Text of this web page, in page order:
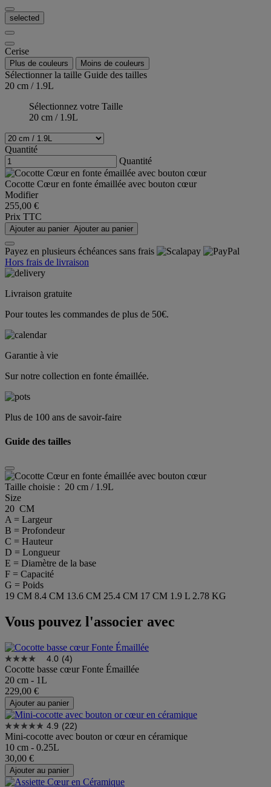
selected
Cerise
Plus de couleurs Moins de couleurs
Sélectionner la taille Guide des tailles
20 cm / 1.9L
Sélectionnez votre Taille
20 cm / 1.9L
Quantité
Quantité
Cocotte Cœur en fonte émaillée avec bouton cœur
Modifier
255,00 €
Prix TTC
Ajouter au panier Ajouter au panier
Payez en plusieurs échéances sans frais
Hors frais de livraison
Livraison gratuite
Pour toutes les commandes de plus de 50€.
Garantie à vie
Sur notre collection en fonte émaillée.
Plus de 100 ans de savoir-faire
Guide des tailles
Taille choisie : 20 cm / 1.9L
Size
20 CM
A = Largeur
B = Profondeur
C = Hauteur
D = Longueur
E = Diamètre de la base
F = Capacité
G = Poids
19 CM 8.4 CM 13.6 CM 25.4 CM 17 CM 1.9 L 2.78 KG
Vous pouvez l'associer avec
4.0 (4)
Cocotte basse cœur Fonte Émaillée
20 cm - 1L
229,00 €
Ajouter au panier
4.9 (22)
Mini-cocotte avec bouton or cœur en céramique
10 cm - 0.25L
30,00 €
Ajouter au panier